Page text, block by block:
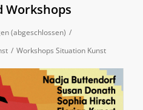
Workshops
(abgeschlossen) /
/ Workshops Situation Kunst